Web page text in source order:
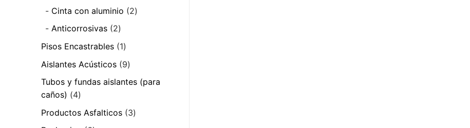
productos
Cinta con aluminio 22
Anticorrosivas 22
productos
Pisos Encastrables 11
producto
Aislantes Acústicos 99
productos
Tubos y fundas aislantes (para
caños)
44
productos
Productos Asfalticos 33